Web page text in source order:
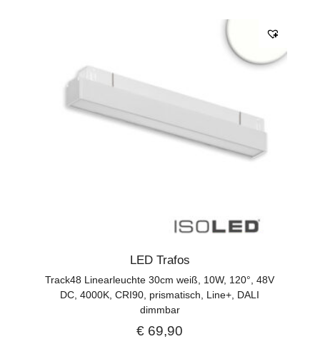
LED Trafos
Track48 Linearleuchte 30cm weiß, 10W, 120°, 48V
DC, 4000K, CRI90, prismatisch, Line+, DALI
dimmbar
€ 69,90